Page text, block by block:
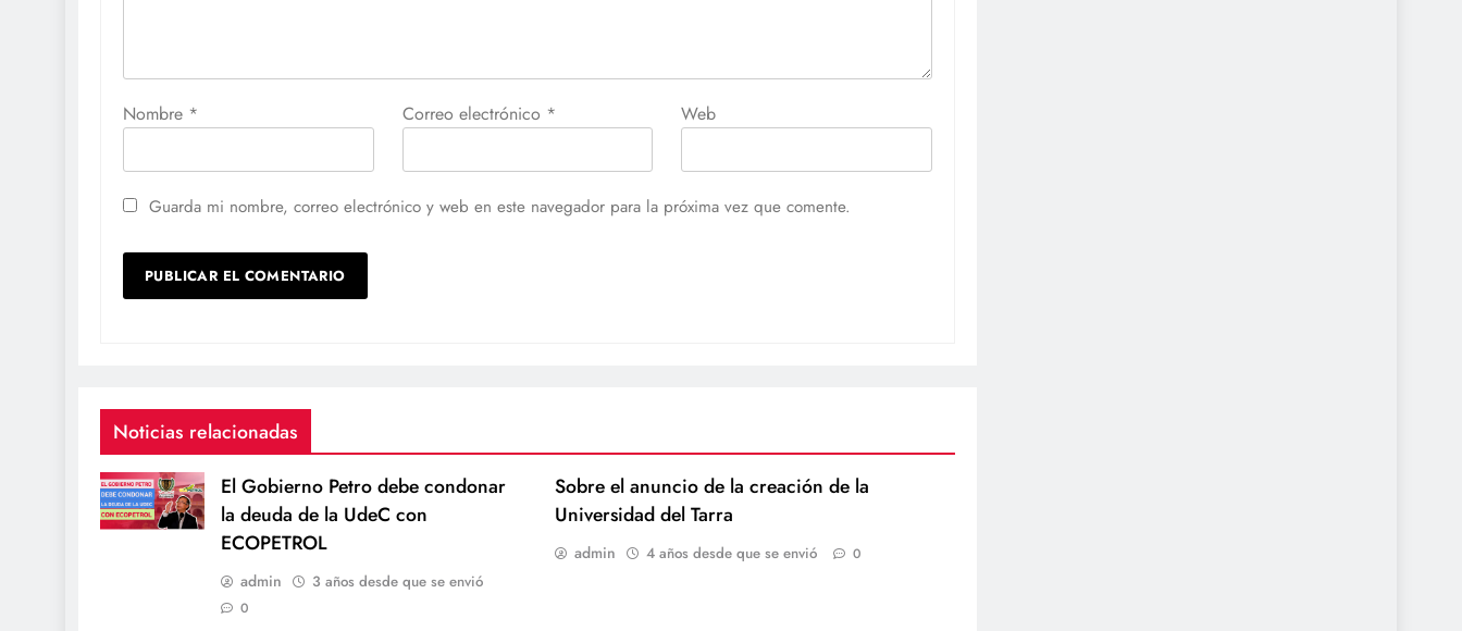
Nombre * Correo electrónico * Web
Guarda mi nombre, correo electrónico y web en este navegador para la próxima vez que comente.
Noticias relacionadas
El Gobierno Petro debe condonar
la deuda de la UdeC con
ECOPETROL
admin 3 años desde que se envió
0
Sobre el anuncio de la creación de la
Universidad del Tarra
admin 4 años desde que se envió 0